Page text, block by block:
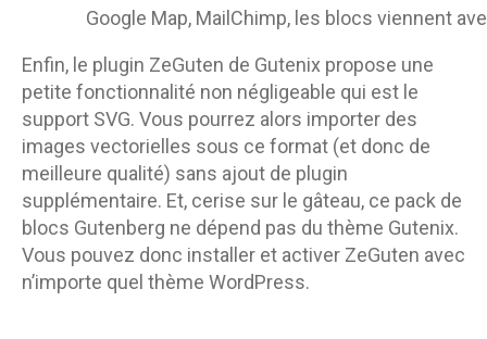
Google Map, MailChimp, les blocs viennent
Enfin, le plugin ZeGuten de Gutenix propose une
petite fonctionnalité non négligeable qui est le
support SVG. Vous pourrez alors importer des
images vectorielles sous ce format (et donc de
meilleure qualité) sans ajout de plugin
supplémentaire. Et, cerise sur le gâteau, ce pack de
blocs Gutenberg ne dépend pas du thème Gutenix.
Vous pouvez donc installer et activer ZeGuten avec
n’importe quel thème WordPress.